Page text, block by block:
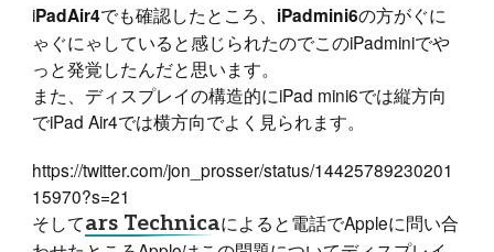
iPadAir4でも確認したところ、 iPadmini6の方がぐに
ゃぐにゃしていると感じられたのでこのiPadminiでや
っと発覚したんだと思います。
また、ディスプレイの構造的にiPad mini6では縦方向
でiPad Air4では横方向でよく見られます。
https://twitter.com/jon_prosser/status/14425789230201
15970?s=21
そしてars Technicaによると電話でAppleに問い合